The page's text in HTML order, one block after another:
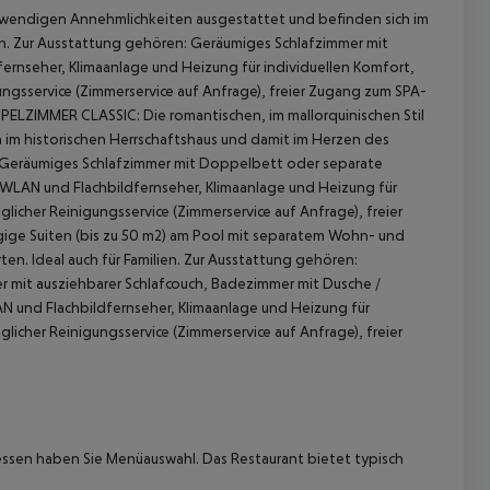
Annehmlichkeiten ausgestattet und befinden sich im
Zur Ausstattung gehören: Geräumiges Schlafzimmer mit
Klimaanlage und Heizung für individuellen Komfort,
(Zimmerservice auf Anfrage), freier Zugang zum SPA-
CLASSIC: Die romantischen, im mallorquinischen Stil
historischen Herrschaftshaus und damit im Herzen des
Schlafzimmer mit Doppelbett oder separate
und Flachbildfernseher, Klimaanlage und Heizung für
Reinigungsservice (Zimmerservice auf Anfrage), freier
Suiten (bis zu 50 m2) am Pool mit separatem Wohn- und
Ideal auch für Familien. Zur Ausstattung gehören:
ausziehbarer Schlafcouch, Badezimmer mit Dusche /
und Flachbildfernseher, Klimaanlage und Heizung für
Reinigungsservice (Zimmerservice auf Anfrage), freier
haben Sie Menüauswahl. Das Restaurant bietet typisch